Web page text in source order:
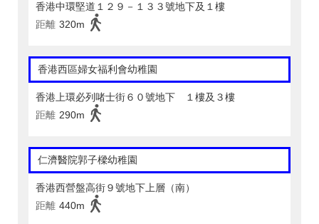
香港中環堅道１２９－１３３號地下及１樓
距離 320m
香港西區婦女福利會幼稚園
香港上環必列啫士街６０號地下 １樓及３樓
距離 290m
仁濟醫院郭子樑幼稚園
香港西營盤高街９號地下上層（南）
距離 440m